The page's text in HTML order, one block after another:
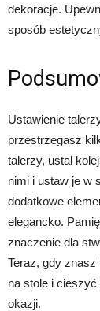
dekoracje.
sposób
Ustawienie
przestrzegasz
talerzy, ustal
nimi i ustaw je w
dodatkowe
elegancko.
znaczenie dla
Teraz, gdy znasz
na stole i
okazji.